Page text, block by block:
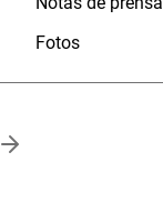
Fotos